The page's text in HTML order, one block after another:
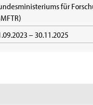
für
– 30.11.2025